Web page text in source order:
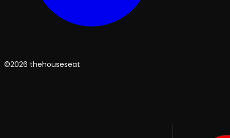
©2026 thehouseseat